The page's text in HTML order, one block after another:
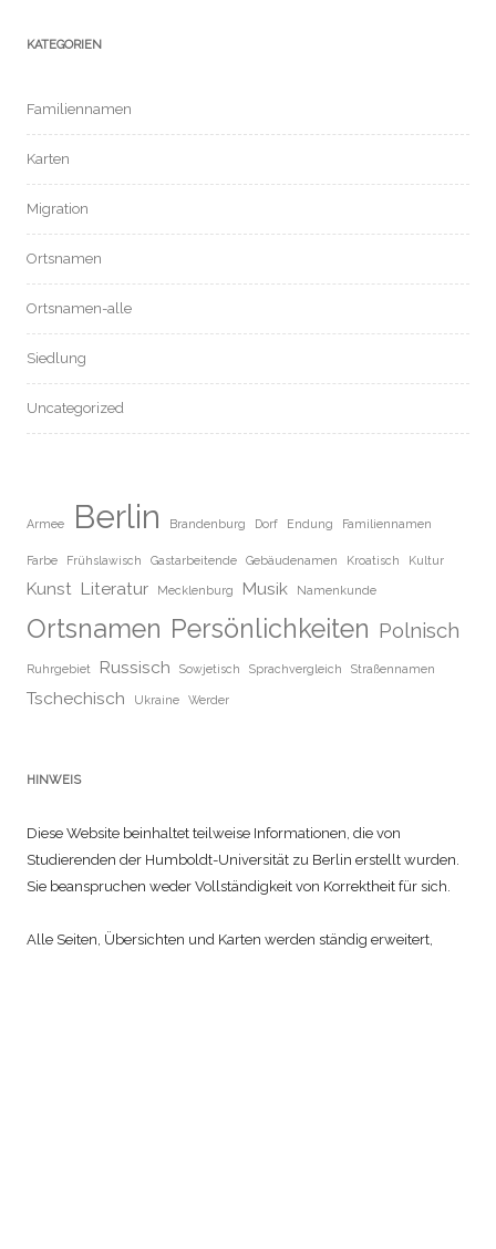
KATEGORIEN
Familiennamen
Karten
Migration
Ortsnamen
Ortsnamen-alle
Siedlung
Uncategorized
Armee Berlin Brandenburg Dorf Endung Familiennamen
Farbe Frühslawisch Gastarbeitende Gebäudenamen Kroatisch Kultur
Kunst Literatur Mecklenburg Musik Namenkunde
Ortsnamen Persönlichkeiten Polnisch
Ruhrgebiet Russisch Sowjetisch Sprachvergleich Straßennamen
Tschechisch Ukraine Werder
HINWEIS
Diese Website beinhaltet teilweise Informationen, die von
Studierenden der Humboldt-Universität zu Berlin erstellt wurden.
Sie beanspruchen weder Vollständigkeit von Korrektheit für sich.
Alle Seiten, Übersichten und Karten werden ständig erweitert,